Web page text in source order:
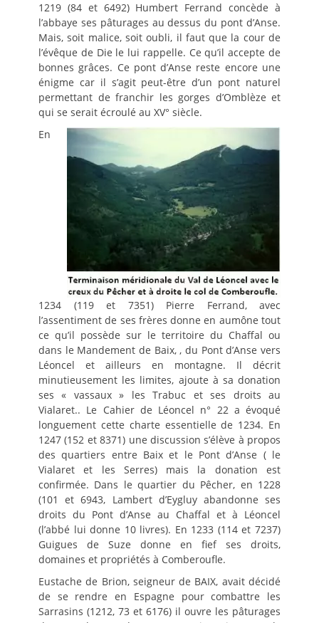
1219 (84 et 6492) Humbert Ferrand concède à
l’abbaye ses pâturages au dessus du pont d’Anse.
Mais, soit malice, soit oubli, il faut que la cour de
l’évêque de Die le lui rappelle. Ce qu’il accepte de
bonnes grâces. Ce pont d’Anse reste encore une
énigme car il s’agit peut-être d’un pont naturel
permettant de franchir les gorges d’Omblèze et
qui se serait écroulé au XV° siècle.
En
1234 (119 et 7351) Pierre Ferrand, avec
l’assentiment de ses frères donne en aumône tout
ce qu’il possède sur le territoire du Chaffal ou
dans le Mandement de Baix, , du Pont d’Anse vers
Léoncel et ailleurs en montagne. Il décrit
minutieusement les limites, ajoute à sa donation
ses « vassaux » les Trabuc et ses droits au
Vialaret.. Le Cahier de Léoncel n° 22 a évoqué
longuement cette charte essentielle de 1234. En
1247 (152 et 8371) une discussion s’élève à propos
des quartiers entre Baix et le Pont d’Anse ( le
Vialaret et les Serres) mais la donation est
confirmée. Dans le quartier du Pêcher, en 1228
(101 et 6943, Lambert d’Eygluy abandonne ses
droits du Pont d’Anse au Chaffal et à Léoncel
(l’abbé lui donne 10 livres). En 1233 (114 et 7237)
Guigues de Suze donne en fief ses droits,
domaines et propriétés à Comberoufle.
Eustache de Brion, seigneur de BAIX, avait décidé
de se rendre en Espagne pour combattre les
Sarrasins (1212, 73 et 6176) il ouvre les pâturages